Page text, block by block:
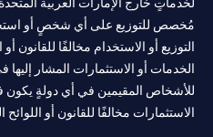
مُخصص للتوزيع على أي شخصٍ أو
التوزيع أو الاستخدام مخالفًا للقانون
الخدمات أو الاستثمارات المشار إليها
للأشخاص المقيمين في أي دولةٍ يكون
الاستثمارات مخالفًا للقانون أو اللوائح